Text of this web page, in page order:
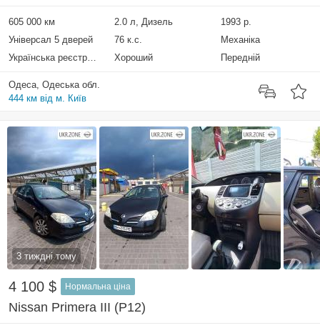
605 000 км 2.0 л, Дизель
1993 р.
Універсал 5 дверей
76 к.с.
Механіка
Українська реєстрація
Хороший Передній
Одеса, Одеська обл.
444 км від м. Київ
3 тиждні тому
4 100 $ Нормальна ціна
Nissan Primera III (P12)